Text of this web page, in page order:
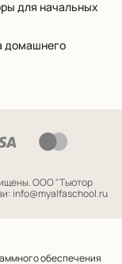
для начальных
домашнего
ООО "Тьютор
info@myalfaschool.ru
обеспечения